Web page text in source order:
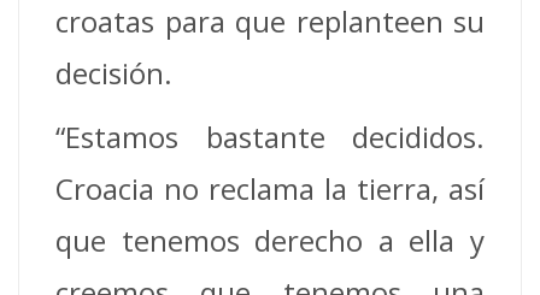
croatas para que replanteen su
decisión.
“Estamos bastante decididos.
Croacia no reclama la tierra, así
que tenemos derecho a ella y